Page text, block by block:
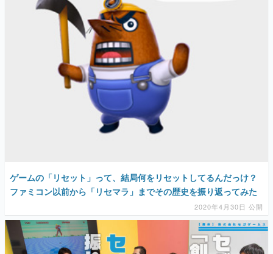
ゲームの「リセット」って、結局何をリセットしてるんだっけ？
ファミコン以前から「リセマラ」までその歴史を振り返ってみた
2020年4月30日 公開